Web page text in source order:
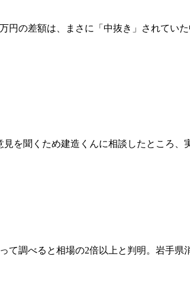
円の差額は、まさに「中抜き」されてい
を聞くため建造くんに相談したところ、
て調べると相場の2倍以上と判明。岩手県